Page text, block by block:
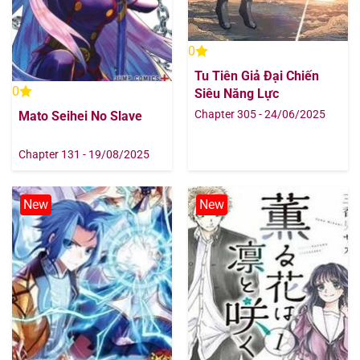
Chapter 73 01/08/2025
Chapter 72
01/08/2025
Chapter 69
Chapter 68 01/08/2025
Chapter 66 01/08/2025
Chapter 65 01/08/2025
Chapter 64 01/08/2025
0
Mato Seihei No Slave
Chapter 131 - 19/08/2025
0
Tu Tiên Giả Đại Chiến
Siêu Năng Lực
Chapter 305 - 24/06/2025
New New